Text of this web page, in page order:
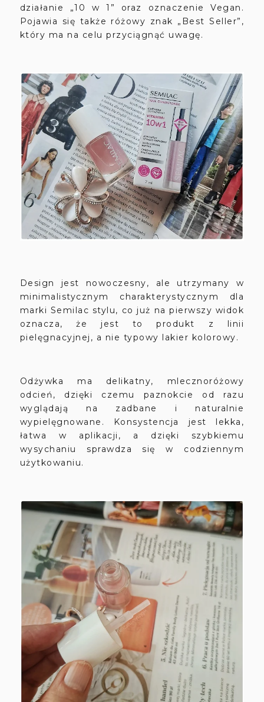
działanie „10 w 1” oraz oznaczenie Vegan.
Pojawia się także różowy znak „Best Seller”,
który ma na celu przyciągnąć uwagę.
Design jest nowoczesny, ale utrzymany w
minimalistycznym charakterystycznym dla
marki Semilac stylu, co już na pierwszy widok
oznacza, że jest to produkt z linii
pielęgnacyjnej, a nie typowy lakier kolorowy.
Odżywka ma delikatny, mlecznoróżowy
odcień, dzięki czemu paznokcie od razu
wyglądają na zadbane i naturalnie
wypielęgnowane. Konsystencja jest lekka,
łatwa w aplikacji, a dzięki szybkiemu
wysychaniu sprawdza się w codziennym
użytkowaniu.